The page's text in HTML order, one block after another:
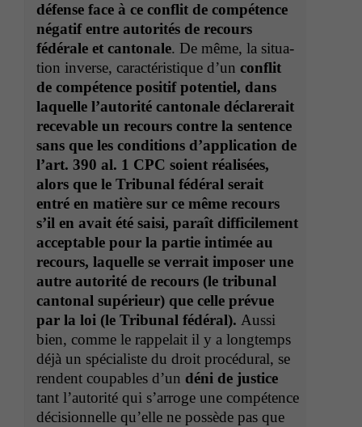
défense face à ce con­flit de com­pé­tence
négatif entre autorités de recours
fédérale et can­tonale. De même, la sit­u­a­
tion inverse, car­ac­téris­tique d’un con­flit
de com­pé­tence posi­tif poten­tiel, dans
laque­lle l’au­torité can­tonale déclar­erait
recev­able un recours con­tre la sen­tence
sans que les con­di­tions d’ap­pli­ca­tion de
l’art. 390 al. 1 CPC soient réal­isées,
alors que le Tri­bunal fédéral serait
entré en matière sur ce même recours
s’il en avait été saisi, paraît dif­fi­cile­ment
accept­able pour la par­tie intimée au
recours, laque­lle se ver­rait impos­er une
autre autorité de recours (le tri­bunal
can­ton­al supérieur) que celle prévue
par la loi (le Tri­bunal fédéral). Aus­si
bien, comme le rap­pelait il y a longtemps
déjà un spé­cial­iste du droit procé­dur­al, se
ren­dent coupables d’un déni de jus­tice
tant l’au­torité qui s’ar­roge une com­pé­tence
déci­sion­nelle qu’elle ne pos­sède pas que